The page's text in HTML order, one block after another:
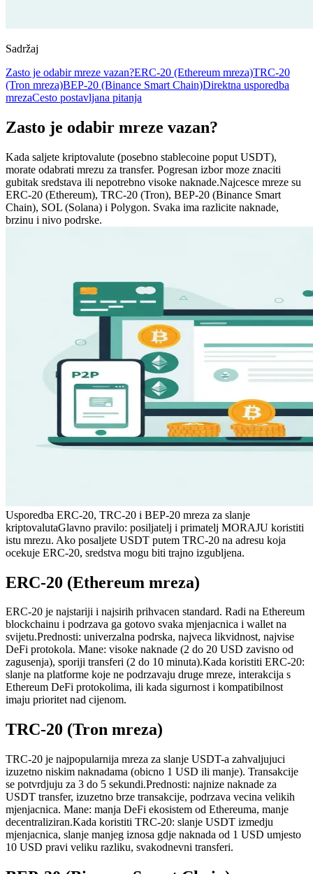
Sadržaj
Zasto je odabir mreze vazan?ERC-20 (Ethereum mreza)TRC-20
(Tron mreza)BEP-20 (Binance Smart Chain)Direktna usporedba
mrezaCesto postavljana pitanja
Zasto je odabir mreze vazan?
Kada saljete kriptovalute (posebno stablecoine poput USDT),
morate odabrati mrezu za transfer. Pogresan izbor moze znaciti
gubitak sredstava ili nepotrebno visoke naknade.Najcesce mreze su
ERC-20 (Ethereum), TRC-20 (Tron), BEP-20 (Binance Smart
Chain), SOL (Solana) i Polygon. Svaka ima razlicite naknade,
brzinu i nivo podrske.
Usporedba ERC-20, TRC-20 i BEP-20 mreza za slanje
kriptovalutaGlavno pravilo: posiljatelj i primatelj MORAJU koristiti
istu mrezu. Ako posaljete USDT putem TRC-20 na adresu koja
ocekuje ERC-20, sredstva mogu biti trajno izgubljena.
ERC-20 (Ethereum mreza)
ERC-20 je najstariji i najsirih prihvacen standard. Radi na Ethereum
blockchainu i podrzava ga gotovo svaka mjenjacnica i wallet na
svijetu.Prednosti: univerzalna podrska, najveca likvidnost, najvise
DeFi protokola. Mane: visoke naknade (2 do 20 USD zavisno od
zagusenja), sporiji transferi (2 do 10 minuta).Kada koristiti ERC-20:
slanje na platforme koje ne podrzavaju druge mreze, interakcija s
Ethereum DeFi protokolima, ili kada sigurnost i kompatibilnost
imaju prioritet nad cijenom.
TRC-20 (Tron mreza)
TRC-20 je najpopularnija mreza za slanje USDT-a zahvaljujuci
izuzetno niskim naknadama (obicno 1 USD ili manje). Transakcije
se potvrdjuju za 3 do 5 sekundi.Prednosti: najnize naknade za
USDT transfer, izuzetno brze transakcije, podrzava vecina velikih
mjenjacnica. Mane: manja DeFi ekosistem od Ethereuma, manje
decentraliziran.Kada koristiti TRC-20: slanje USDT izmedju
mjenjacnica, slanje manjeg iznosa gdje naknada od 1 USD umjesto
10 USD pravi veliku razliku, svakodnevni transferi.